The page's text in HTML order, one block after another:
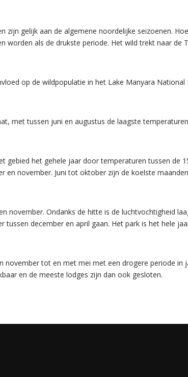
zijn gelijk aan de algemene noordelijke seizoenen.
worden als de drukste periode. Het wild trekt naar de
op de wildpopulatie in het Lake Manyara National
met tussen juni en augustus de laagste
gebied het gehele jaar door temperaturen tussen de
november. Juni tot oktober zijn de koelste
november. Ondanks de hitte is de luchtvochtigheid
december en april gaan. Het park is het hele
tot en met mei met een drogere periode in
en de meeste lodges zijn dan ook gesloten.